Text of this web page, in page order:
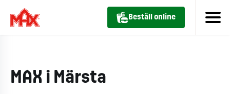
Beställ online
MAX i Märsta